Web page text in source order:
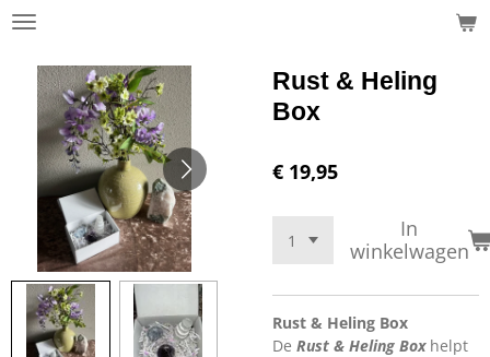
Ga
naar
hoofdinhoud
Rust & Heling
Box
€ 19,95
In
winkelwagen
Rust & Heling Box
De Rust & Heling Boxhelpt